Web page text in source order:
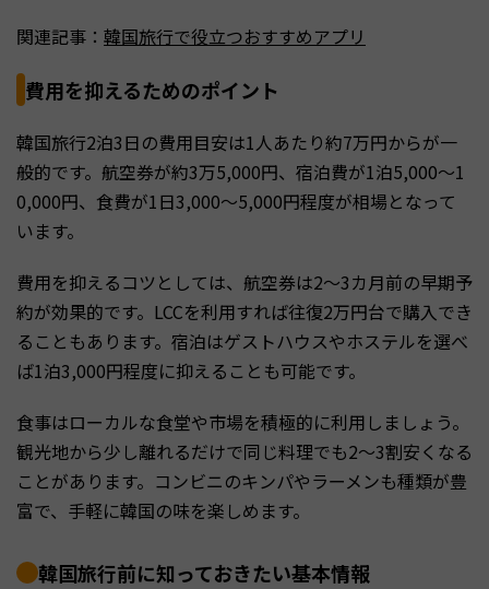
関連記事： 韓国旅行で役立つおすすめアプリ
費用を抑えるためのポイント
韓国旅行2泊3日の費用目安は1人あたり約7万円からが一
般的です。航空券が約3万5,000円、宿泊費が1泊5,000〜1
0,000円、食費が1日3,000〜5,000円程度が相場となって
います。
費用を抑えるコツとしては、航空券は2〜3カ月前の早期予
約が効果的です。LCCを利用すれば往復2万円台で購入でき
ることもあります。宿泊はゲストハウスやホステルを選べ
ば1泊3,000円程度に抑えることも可能です。
食事はローカルな食堂や市場を積極的に利用しましょう。
観光地から少し離れるだけで同じ料理でも2〜3割安くなる
ことがあります。コンビニのキンパやラーメンも種類が豊
富で、手軽に韓国の味を楽しめます。
韓国旅行前に知っておきたい基本情報